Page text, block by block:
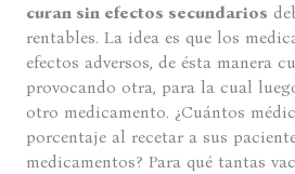
curan sin efectos secundarios
rentables. La idea es que los
efectos adversos, de ésta manera
provocando otra, para la cual
otro medicamento. ¿Cuántos
porcentaje al recetar a sus
medicamentos? Para qué tantas